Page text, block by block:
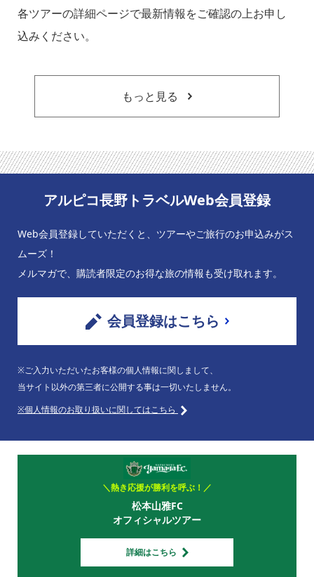
各ツアーの詳細ページで最新情報をご確認の上お申し
込みください。
もっと見る
アルピコ長野トラベルWeb会員登録
Web会員登録していただくと、ツアーやご旅行のお申込みがス
ムーズ！
メルマガで、購読者限定のお得な旅の情報も受け取れます。
会員登録はこちら
※ご入力いただいたお客様の個人情報に関しまして、
当サイト以外の第三者に公開する事は一切いたしません。
※個人情報のお取り扱いに関してはこちら
＼熱き応援が勝利を呼ぶ！／
松本山雅FC
オフィシャルツアー
詳細はこちら